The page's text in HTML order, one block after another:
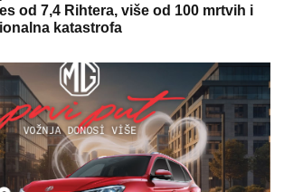
od 7,4 Rihtera, više od 100 mrtvih i
katastrofa